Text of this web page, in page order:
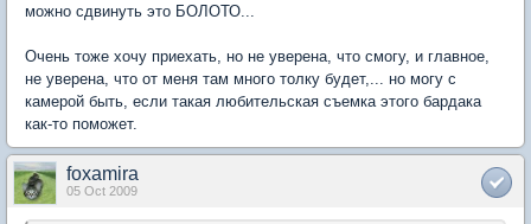
можно сдвинуть это БОЛОТО...
Очень тоже хочу приехать, но не уверена, что смогу, и главное,
не уверена, что от меня там много толку будет,... но могу с
камерой быть, если такая любительская съемка этого бардака
как-то поможет.
foxamira
05 Oct 2009